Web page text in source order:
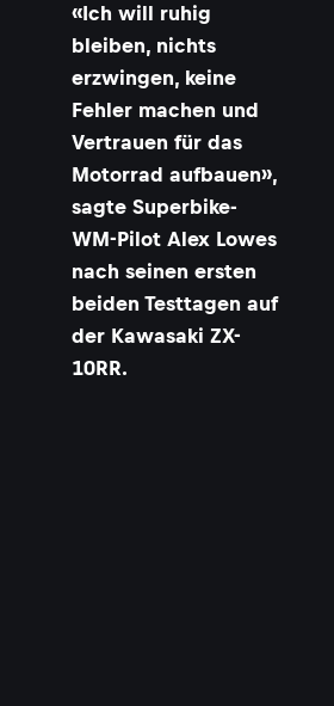
«Ich will ruhig
bleiben, nichts
erzwingen, keine
Fehler machen und
Vertrauen für das
Motorrad aufbauen»,
sagte Superbike-
WM-Pilot Alex Lowes
nach seinen ersten
beiden Testtagen auf
der Kawasaki ZX-
10RR.